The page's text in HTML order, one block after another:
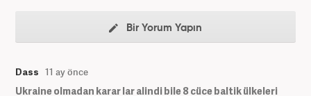
Bir Yorum Yapın
Dass 11 ay önce
Ukraine olmadan karar lar alindi bile 8 cüce baltik ülkeleri